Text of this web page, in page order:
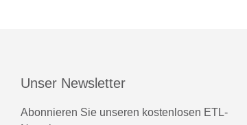
Unser Newsletter
Abonnieren Sie unseren kostenlosen ETL-